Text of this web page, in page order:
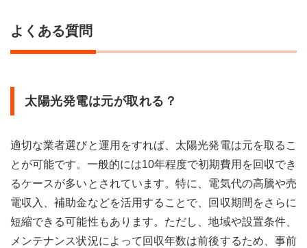
よくある質問
太陽光発電は元が取れる？
適切な業者選びと運用をすれば、太陽光発電は元を取るこ
とが可能です。一般的には10年程度で初期費用を回収でき
るケースが多いとされています。特に、電気代の高騰や売
電収入、補助金などを活用することで、回収期間をさらに
短縮できる可能性もあります。ただし、地域や設置条件、
メンテナンス状況によって回収年数は前後するため、事前